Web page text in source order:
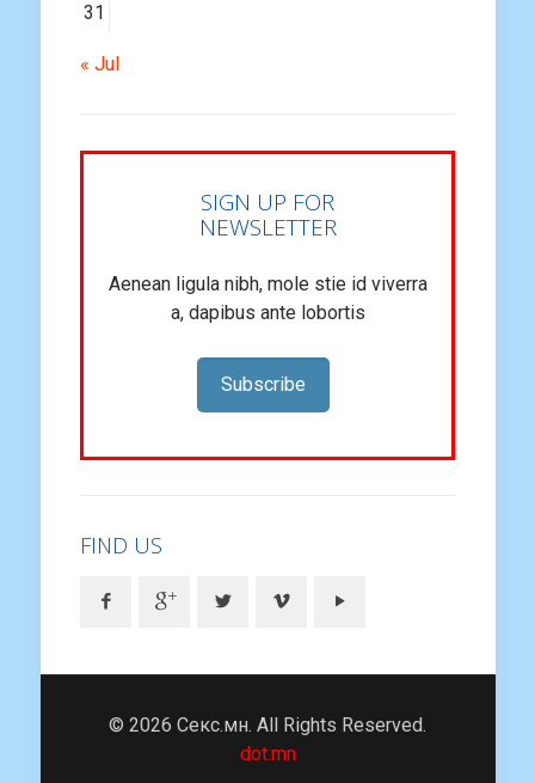
31
« Jul
SIGN UP FOR
NEWSLETTER
Aenean ligula nibh, mole stie id viverra
a, dapibus ante lobortis
Subscribe
FIND US
© 2026 Секс.мн. All Rights Reserved.
dot.mn